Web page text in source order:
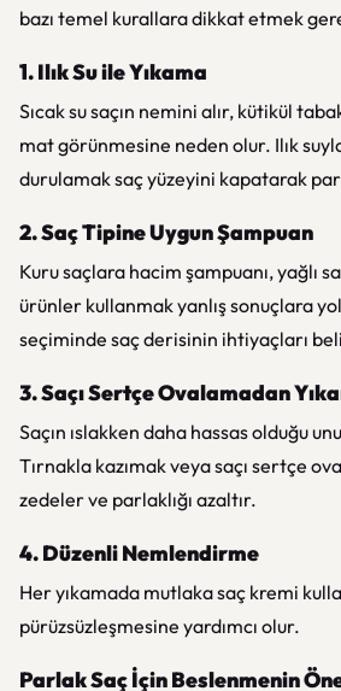
bazı temel kurallara dikkat etmek
1. Ilık Su ile Yıkama
Sıcak su saçın nemini alır, kütikül
mat görünmesine neden olur. Ilık
durulamak saç yüzeyini kapatarak
2. Saç Tipine Uygun Şampuan
Kuru saçlara hacim şampuanı, yağlı
ürünler kullanmak yanlış sonuçlara
seçiminde saç derisinin ihtiyaçları
3. Saçı Sertçe Ovalamadan
Saçın ıslakken daha hassas olduğu
Tırnakla kazımak veya saçı sertçe
zedeler ve parlaklığı azaltır.
4. Düzenli Nemlendirme
Her yıkamada mutlaka saç kremi
pürüzsüzleşmesine yardımcı olur.
Parlak Saç İçin Beslenmenin